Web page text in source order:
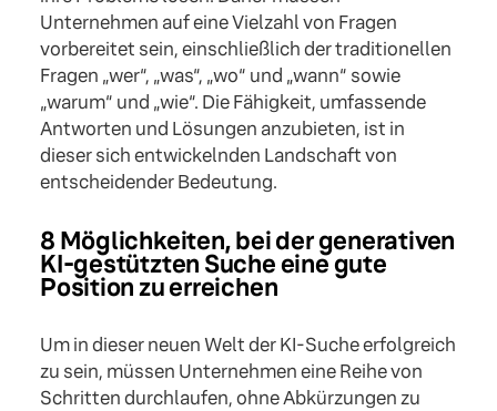
Unternehmen auf eine Vielzahl von Fragen
vorbereitet sein, einschließlich der traditionellen
Fragen „wer“, „was“, „wo“ und „wann“ sowie
„warum“ und „wie“. Die Fähigkeit, umfassende
Antworten und Lösungen anzubieten, ist in
dieser sich entwickelnden Landschaft von
entscheidender Bedeutung.
8 Möglichkeiten, bei der generativen
KI-gestützten Suche eine gute
Position zu erreichen
Um in dieser neuen Welt der KI-Suche erfolgreich
zu sein, müssen Unternehmen eine Reihe von
Schritten durchlaufen, ohne Abkürzungen zu